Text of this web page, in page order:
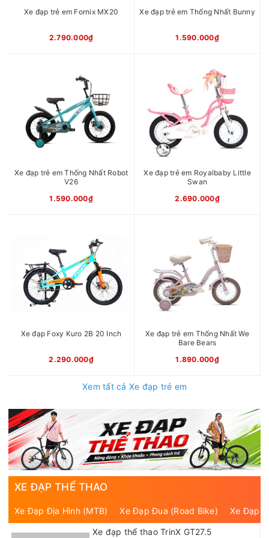
Xe đạp trẻ em Fornix MX20
2.790.000₫
Xe đạp trẻ em Thống Nhất Bunny
1.590.000₫
Xe đạp trẻ em Thống Nhất Robot
V26
1.590.000₫
Xe đạp trẻ em Royalbaby Little
Swan
2.690.000₫
Xe đạp Foxy Kuro 2B 20 Inch
2.290.000₫
Xe đạp trẻ em Thống Nhất We
Bare Bears
1.890.000₫
Xem tất cả Xe đạp trẻ em
XE ĐẠP THỂ THAO
Xe Đạp Địa Hình (MTB) Xe Đạp Đua (Road Bike) Xe Đạp
Xe đạp thể thao TrinX GT27.5